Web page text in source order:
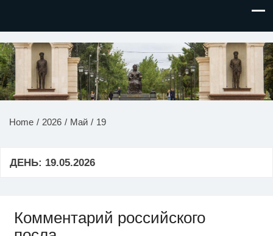
НОВОСТИ ПРИДНЕСТРОВЬЯ
Home 2026 Май 19
ДЕНЬ: 19.05.2026
Комментарий российского